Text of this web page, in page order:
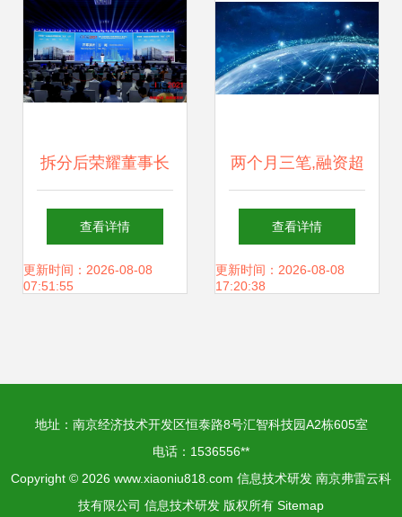
拆分后荣耀董事长
万彪首度演讲
2021年投入10亿美
查看详情
更新时间：2026-08-08
07:51:55
两个月三笔,融资超
5亿 卫星激光通信
赛道火了
查看详情
更新时间：2026-08-08
17:20:38
地址：南京经济技术开发区恒泰路8号汇智科技园A2栋605室
电话：1536556**
Copyright © 2026 www.xiaoniu818.com 信息技术研发 南京弗雷云科
技有限公司 信息技术研发 版权所有 Sitemap